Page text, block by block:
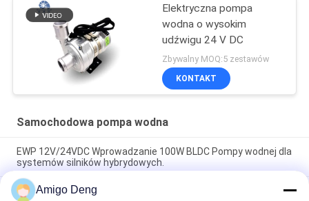
Elektryczna pompa
wodna o wysokim
udźwigu 24 V DC
Zbywalny MOQ:5 zestawów
KONTAKT
Samochodowa pompa wodna
EWP 12V/24VDC Wprowadzanie 100W BLDC Pompy wodnej dla
systemów silników hybrydowych.
Pompy chłodzące samochodowe EWP o napięciu 24VDC do
Amigo Deng